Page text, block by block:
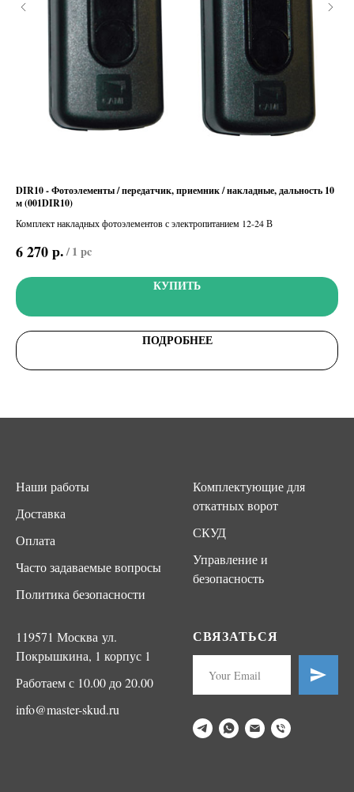
DIR10 - Фотоэлементы / передатчик, приемник / накладные, дальность 10
м (001DIR10)
Комплект накладных фотоэлементов с электропитанием 12-24 В
6 270р./1 pc
КУПИТЬ
ПОДРОБНЕЕ
Наши работы
Доставка
Оплата
Часто задаваемые вопросы
Политика безопасности
Комплектующие для
откатных ворот
СКУД
Управление и
безопасность
119571 Москва ул.
Покрышкина, 1 корпус 1
Работаем с 10.00 до 20.00
info@master-skud.ru
СВЯЗАТЬСЯ